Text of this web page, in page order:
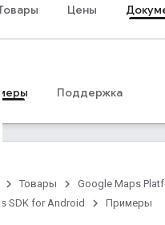
Цены
Поддержка
Товары Google Maps
SDK for Android
Примеры